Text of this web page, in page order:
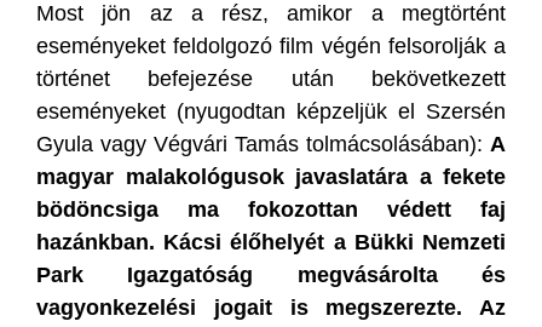
Most jön az a rész, amikor a megtörtént
eseményeket feldolgozó film végén felsorolják a
történet befejezése után bekövetkezett
eseményeket (nyugodtan képzeljük el Szersén
Gyula vagy Végvári Tamás tolmácsolásában): A
magyar malakológusok javaslatára a fekete
bödöncsiga ma fokozottan védett faj
hazánkban. Kácsi élőhelyét a Bükki Nemzeti
Park Igazgatóság megvásárolta és
vagyonkezelési jogait is megszerezte. Az